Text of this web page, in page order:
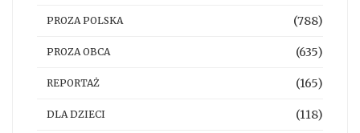
PROZA POLSKA (788)
PROZA OBCA (635)
REPORTAŻ (165)
DLA DZIECI (118)